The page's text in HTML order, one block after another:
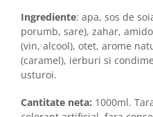
Ingrediente: apa, sos de
porumb, sare), zahar,
(vin, alcool), otet, arome
(caramel), ierburi si
usturoi.
Cantitate neta: 1000ml.